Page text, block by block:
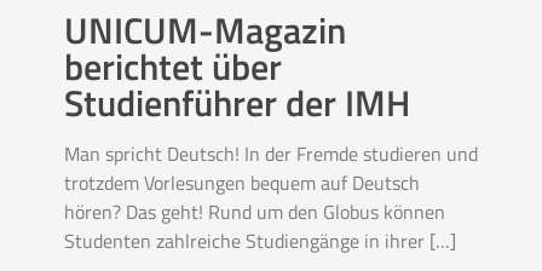
UNICUM-Magazin
berichtet über
Studienführer der IMH
Man spricht Deutsch! In der Fremde studieren und
trotzdem Vorlesungen bequem auf Deutsch
hören? Das geht! Rund um den Globus können
Studenten zahlreiche Studiengänge in ihrer […]